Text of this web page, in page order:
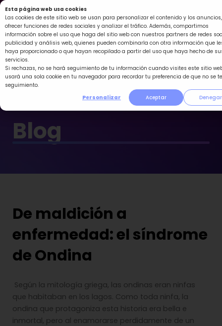
Esta página web usa cookies
Las cookies de este sitio web se usan para personalizar el contenido y los anuncios,
ofrecer funciones de redes sociales y analizar el tráfico. Además, compartimos
información sobre el uso que haga del sitio web con nuestros partners de redes
publicidad y análisis web, quienes pueden combinarla con otra información que
haya proporcionado o que hayan recopilado a partir del uso que haya hecho de
servicios.
Si rechazas, no se hará seguimiento de tu información cuando visites este sitio
usará una sola cookie en tu navegador para recordar tu preferencia de que no se
seguimiento.
Personalizar
Aceptar Denegar
Ir
al
contenido
Blog
De maldición a
enfermedad: el síndrome
de Ondina
Según la mitología griega, las ondinas eran ninfas
que habitaban en los lagos. Como toda ninfa, la
ondina que protagoniza esta historia era bella e
inmortal, pero al enamorarse perdidamente de un